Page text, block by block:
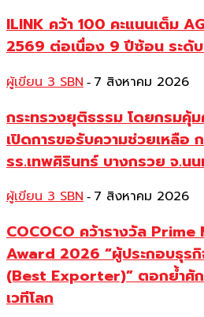
ILINK คว้า 100 คะแนนเต็ม
2569 ต่อเนื่อง 9 ปีซ้อน ระดับ
ผู้เขียน 3 SBN - 7 สิงหาคม 2026
กระทรวงยุติธรรม โดยกรมคุ้
เปิดการขอรับความช่วยเหลือ
รร.เทพศิรินทร์ บางกรวย จ.น
ผู้เขียน 3 SBN - 7 สิงหาคม 2026
COCOCO คว้ารางวัล
Award 2026 “ผู้ประกอบธุร
(Best Exporter)” ตอกย้ำศั
เวทีโลก